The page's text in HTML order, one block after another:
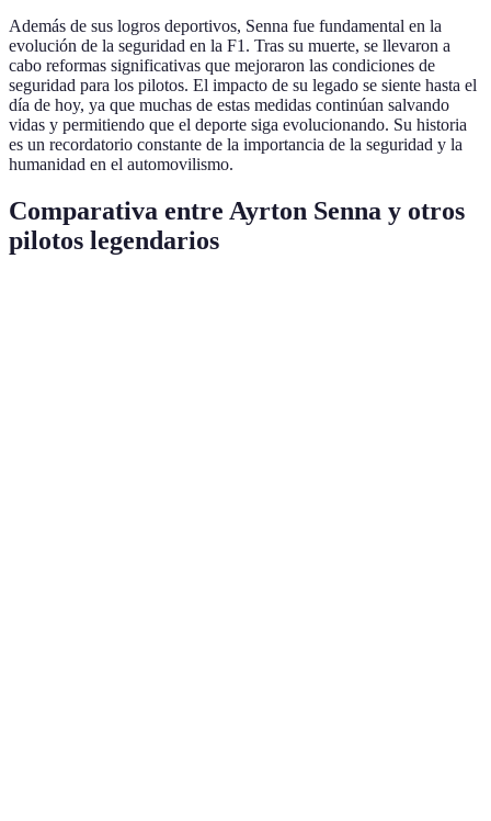
Además de sus logros deportivos, Senna fue fundamental en la
evolución de la seguridad en la F1. Tras su muerte, se llevaron a
cabo reformas significativas que mejoraron las condiciones de
seguridad para los pilotos. El impacto de su legado se siente hasta el
día de hoy, ya que muchas de estas medidas continúan salvando
vidas y permitiendo que el deporte siga evolucionando. Su historia
es un recordatorio constante de la importancia de la seguridad y la
humanidad en el automovilismo.
Comparativa entre Ayrton Senna y otros
pilotos legendarios